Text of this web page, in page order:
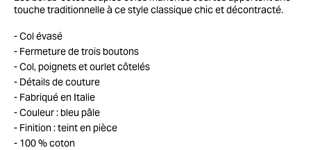
touche traditionnelle à ce style classique chic et décontracté.
Col évasé
Fermeture de trois boutons
Col, poignets et ourlet côtelés
Détails de couture
Fabriqué en Italie
Couleur : bleu pâle
Finition : teint en pièce
100 % coton